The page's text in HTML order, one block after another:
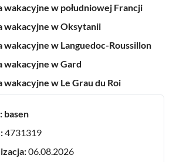
wakacyjne w południowej Francji
wakacyjne w Oksytanii
wakacyjne w Languedoc-Roussillon
wakacyjne w Gard
wakacyjne w Le Grau du Roi
basen
4731319
06.08.2026